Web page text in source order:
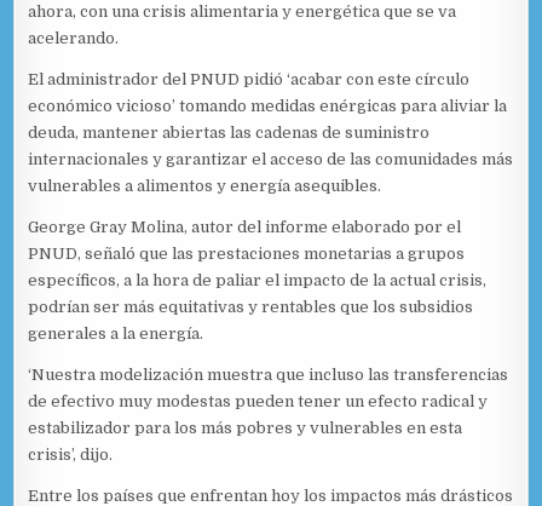
ahora, con una crisis alimentaria y energética que se va
acelerando.
El administrador del PNUD pidió ‘acabar con este círculo
económico vicioso’ tomando medidas enérgicas para aliviar la
deuda, mantener abiertas las cadenas de suministro
internacionales y garantizar el acceso de las comunidades más
vulnerables a alimentos y energía asequibles.
George Gray Molina, autor del informe elaborado por el
PNUD, señaló que las prestaciones monetarias a grupos
específicos, a la hora de paliar el impacto de la actual crisis,
podrían ser más equitativas y rentables que los subsidios
generales a la energía.
‘Nuestra modelización muestra que incluso las transferencias
de efectivo muy modestas pueden tener un efecto radical y
estabilizador para los más pobres y vulnerables en esta
crisis’, dijo.
Entre los países que enfrentan hoy los impactos más drásticos